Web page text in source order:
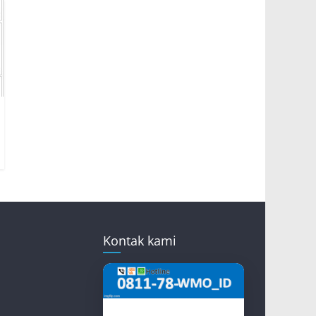
Kontak kami